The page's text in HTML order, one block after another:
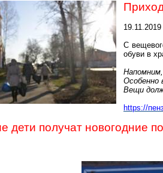
19.11.2019
С
обуви в
Особенно
Вещи
https://
дети получат новогодние